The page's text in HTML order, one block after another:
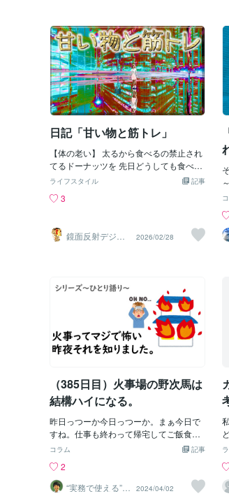
にたいと思うようなイデーを発見するこ
とが必要なのだ。いわゆる客観的真理な
どを探し出してみたところで、それが私
に何の役に立つだろう。･･･私に欠けてい
たのは、完全に人間らしい生活を送ると
いうことだった。単に認識の生活を送る
ことではなかったのだ。かくしてのみ、
私は私の思想の展開を客観的と呼ばれる
ものの上に、否、断じて私自身のもので
黙は、思考を止める時間ではなく、思考
を整理するための空白だ。机の上を片づ
けないまま、新しい書類を広げても、本
当に必要なものは見えてこない。◆答え
は、静かな場所に集まってくる焦ってい
るときほど、判断は表面的になる。一度
距離を置くことで、本当に引っかかって
いる部分や、無理に決めようとしていた
点が、自然と浮かび上がってくる。それ
た結果に近い。◆沈黙の時間が、優先順
位を整える何もしない時間は、無駄に思
えるかもしれない。けれどその間に、重
要なことと、そうでないことが自然に仕
◆決めなくていい時間が、判断を深くす
るすぐに答えを出そうとしなくていい。
いく。◆今日は、沈黙を選んでいい何か
を決めなくていい。言葉にしなくてい
い。答えを急いでしまうとき。沈黙は、
思考を片づけるための最高の時間にな
る。今はまだ、静かでいい。整理は、も
う始まっている。https://coconala.com/us
ers/5592800
日記「甘い物と筋トレ」
【体の老い】 太るから食べるの禁止され
てるドーナッツを 先日どうしても食べた
くなって我慢できずに とうとう買ってし
を通るとドーナッツ焼いてる 凄く良い香
も今まで我慢し続けた俺はとても偉い と
自分を褒めてあげたい しかしその我慢も
俺が意識を取り戻したらドーナッツが 4
個入ってる箱を手に持ち自分の家に向か
い 歩いてた 俺じゃない俺が勝手にドーナ
ッツ買ったから 仕方なく食べるしかなく
家に到着し部屋着に 着替えたら速攻食べ
始め久しぶりのミスドの 味があまりにも
を一瞬で完食し満腹になった俺は 眠くな
たからしばらく寝てしまい夢の中でも ド
ーナッツ食べてる夢を見てしまった その
後目が覚めると胃もたれしてしまってて
気分が悪いし何故かお腹痛いしこれは完
全に 甘い物を一気に食べ過ぎた症状だっ
た 俺は甘い物が大好きだけど最近は歳の
せいで 即胃もたれするから昔の様に沢山
食べられず 全然満足できてない しかも脂
っこい揚げ物とかも以前の様な量は 胃も
記事
ライフスタイル
3
鏡面反射デジタ
ルアート製作所
2026/02/28
（385日目）火事場の野次馬は
結構ハイになる。
昨日っつーか今日っつーか。まぁ今日で
すね。仕事も終わって帰宅してご飯食べ
てシャワーも浴びてひとしきりくつろい
eを見ながら97％ほどウトウトしてたら
やたらと家のチャイムが鳴るんすよ。眠
りを妨げられるとアレですね。『なんや
記事
コラム
2
“実務で使える”改
善パートナー／
2024/04/02